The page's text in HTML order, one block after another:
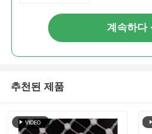
계속하다
추천된 제품